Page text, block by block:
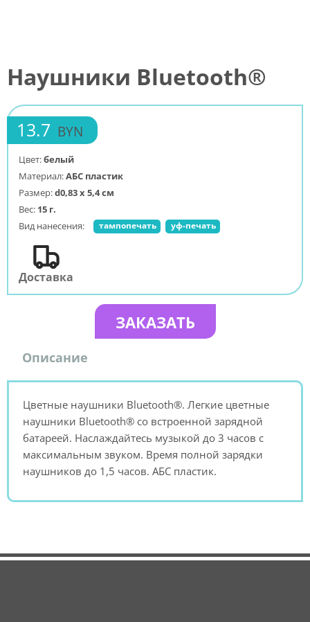
Наушники Bluetooth®
13.7 BYN
Цвет:белый
Материал:АБС пластик
Размер:d0,83 х 5,4 см
Вес: 15 г.
Вид нанесения:
тампопечать уф-печать
Доставка
ЗАКАЗАТЬ
Описание
Цветные наушники Bluetooth®. Легкие цветные
наушники Bluetooth® со встроенной зарядной
батареей. Наслаждайтесь музыкой до 3 часов с
максимальным звуком. Время полной зарядки
наушников до 1,5 часов. АБС пластик.